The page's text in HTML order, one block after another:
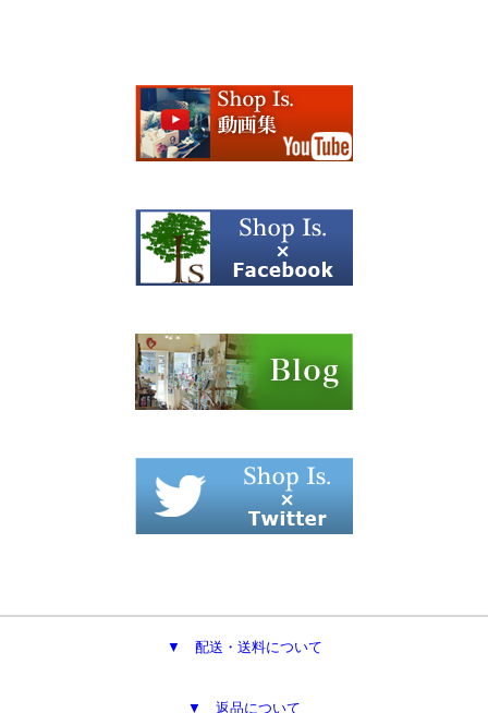
▼ 配送・送料について
▼ 返品について